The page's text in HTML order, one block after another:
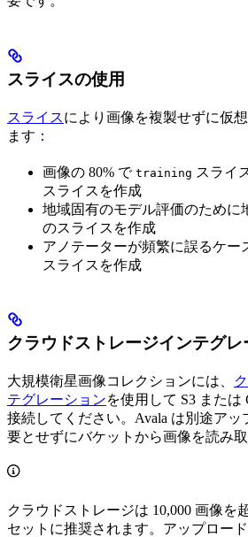
スライスの使用
スライスにより画像を複製せずに仮
ます：
画像の 80% で training スライ
スライスを作成
地域固有のモデル評価のために
のスライスを作成
アノテーターが頻繁に誤るケー
スライスを作成
クラウドストレージインテグレ
大規模衛星画像コレクションには、
テグレーションを使用して S3 また
接続してください。Avala は別途ア
要とせずにバケットから画像を読み取
クラウドストレージは 10,000 画像を
セットに推奨されます。アップロー